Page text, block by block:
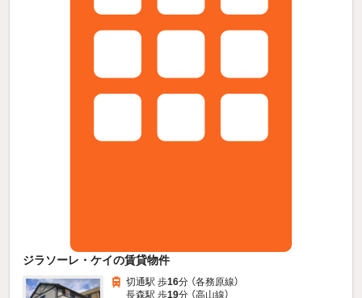
ジラソーレ・ケイの賃貸物件
切通駅 歩16分 （各務原線）
長森駅 歩19分 （高山線）